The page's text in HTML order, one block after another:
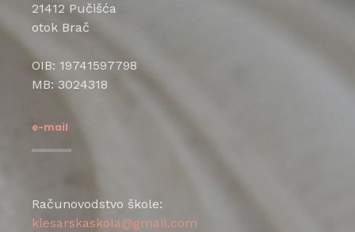
21412 Pučišća
otok Brač
OIB: 19741597798
MB: 3024318
e-mail
Računovodstvo škole:
klesarskaskola@gmail.com